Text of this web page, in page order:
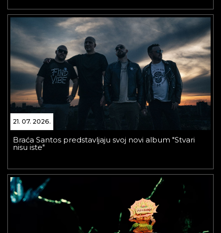
21. 07. 2026.
Braća Santos predstavljaju svoj novi album "Stvari
nisu iste"